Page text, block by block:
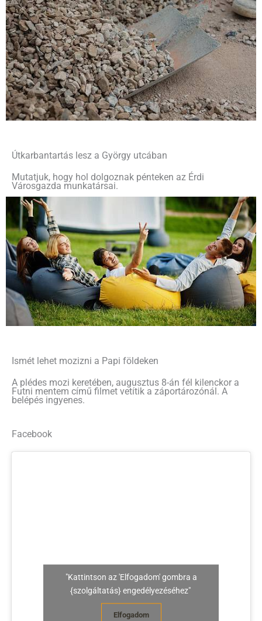
Útkarbantartás lesz a György utcában
Mutatjuk, hogy hol dolgoznak pénteken az Érdi
Városgazda munkatársai.
Ismét lehet mozizni a Papi földeken
A plédes mozi keretében, augusztus 8-án fél kilenckor a
Futni mentem című filmet vetítik a záportározónál. A
belépés ingyenes.
Facebook
"Kattintson az 'Elfogadom' gombra a
{szolgáltatás} engedélyezéséhez"
Elfogadom